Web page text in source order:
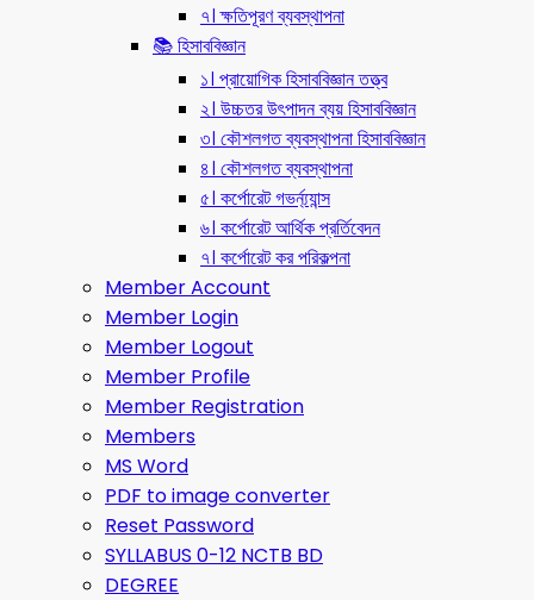
৭। ক্ষতিপূরণ ব্যবস্থাপনা
📚 হিসাববিজ্ঞান
১। প্রায়োগিক হিসাববিজ্ঞান তত্ত্ব
২। উচ্চতর উৎপাদন ব্যয় হিসাববিজ্ঞান
৩। কৌশলগত ব্যবস্থাপনা হিসাববিজ্ঞান
৪। কৌশলগত ব্যবস্থাপনা
৫। কর্পোরেট গভর্ন্য্যান্স
৬। কর্পোরেট আর্থিক প্রর্তিবেদন
৭। কর্পোরেট কর পরিকল্পনা
Member Account
Member Login
Member Logout
Member Profile
Member Registration
Members
MS Word
PDF to image converter
Reset Password
SYLLABUS 0-12 NCTB BD
DEGREE